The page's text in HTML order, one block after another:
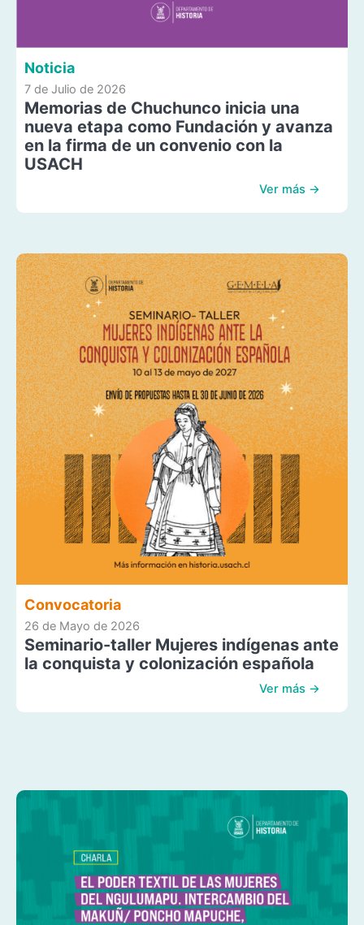
Noticia
7 de Julio de 2026
Memorias de Chuchunco inicia una
nueva etapa como Fundación y avanza
en la firma de un convenio con la
USACH
Ver más →
Convocatoria
26 de Mayo de 2026
Seminario-taller Mujeres indígenas ante
la conquista y colonización española
Ver más →